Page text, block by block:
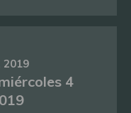
2019
4